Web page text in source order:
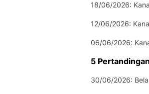
18/06/2026:
12/06/2026:
06/06/2026:
5
30/06/2026: